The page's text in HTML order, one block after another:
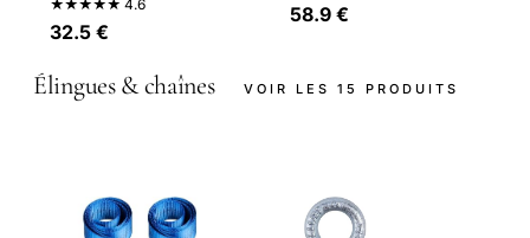
★★★★★ 4.6
32.5 €
58.9 €
Élingues & chaînes VOIR LES 15 PRODUITS